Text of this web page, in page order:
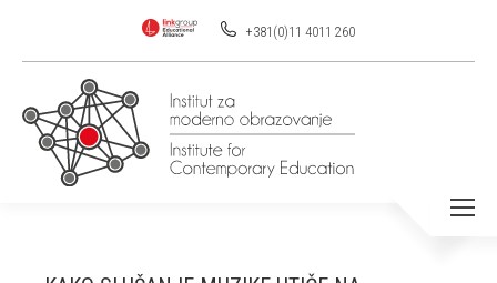
+381(0)11 4011 260